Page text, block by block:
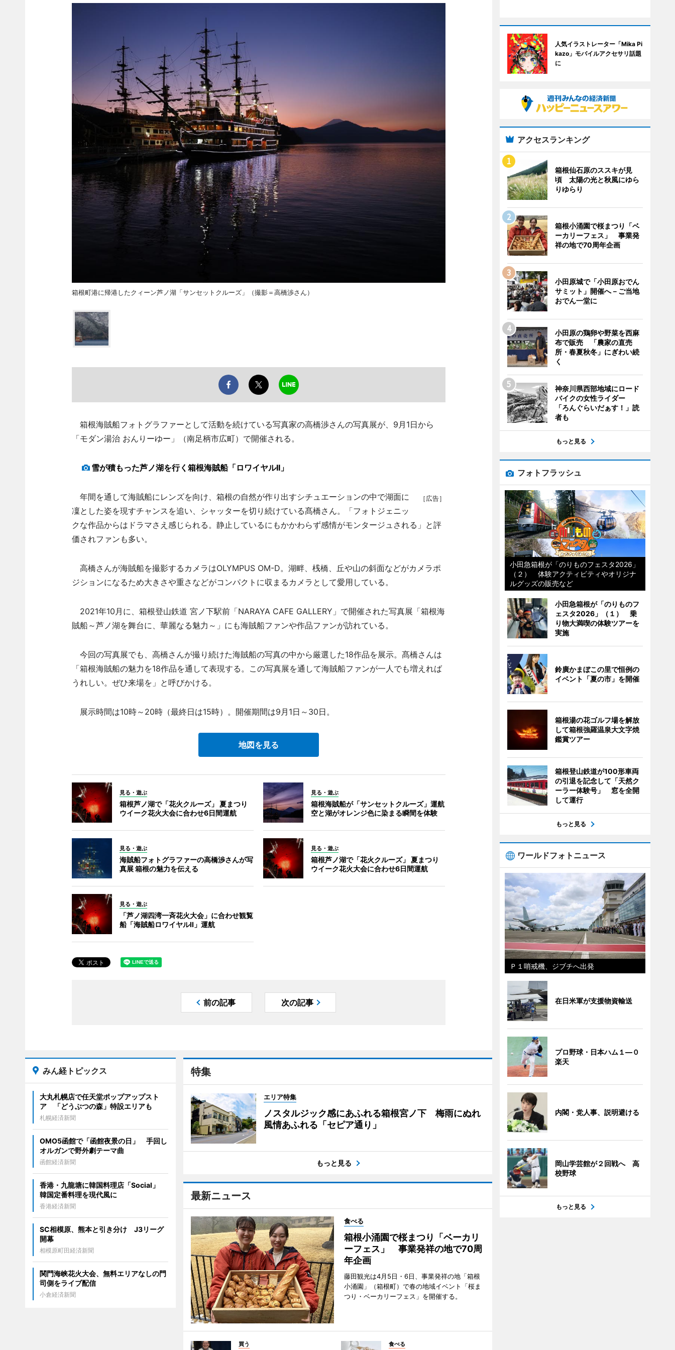
箱根町港に帰港したクィーン芦ノ湖「サンセットクルーズ」（撮影＝高橋渉さん）
箱根海賊船フォトグラファーとして活動を続けている写真家の高橋渉さんの写真展が、9月1日から
「モダン湯治 おんりーゆー」（南足柄市広町）で開催される。
雪が積もった芦ノ湖を行く箱根海賊船「ロワイヤルII」
［広告］
年間を通して海賊船にレンズを向け、箱根の自然が作り出すシチュエーションの中で湖面に
凜とした姿を現すチャンスを追い、シャッターを切り続けている髙橋さん。「フォトジェニッ
クな作品からはドラマさえ感じられる。静止しているにもかかわらず感情がモンタージュされる」と評
価されファンも多い。
高橋さんが海賊船を撮影するカメラはOLYMPUS OM-D。湖畔、桟橋、丘や山の斜面などがカメラポ
ジションになるため大きさや重さなどがコンパクトに収まるカメラとして愛用している。
2021年10月に、箱根登山鉄道 宮ノ下駅前「NARAYA CAFE GALLERY」で開催された写真展「箱根海
賊船～芦ノ湖を舞台に、華麗なる魅力～」にも海賊船ファンや作品ファンが訪れている。
今回の写真展でも、高橋さんが撮り続けた海賊船の写真の中から厳選した18作品を展示。髙橋さんは
「箱根海賊船の魅力を18作品を通して表現する。この写真展を通して海賊船ファンが一人でも増えれば
うれしい。ぜひ来場を」と呼びかける。
展示時間は10時～20時（最終日は15時）。開催期間は9月1日～30日。
地図を見る
見る・遊ぶ
箱根芦ノ湖で「花火クルーズ」 夏まつり
ウイーク花火大会に合わせ6日間運航
見る・遊ぶ
箱根海賊船が「サンセットクルーズ」運航
空と湖がオレンジ色に染まる瞬間を体験
見る・遊ぶ
海賊船フォトグラファーの高橋渉さんが写
真展 箱根の魅力を伝える
見る・遊ぶ
箱根芦ノ湖で「花火クルーズ」 夏まつり
ウイーク花火大会に合わせ6日間運航
見る・遊ぶ
「芦ノ湖四湾一斉花火大会」に合わせ観覧
船「海賊船ロワイヤルII」運航
前の記事 次の記事
特集
エリア特集
ノスタルジック感にあふれる箱根宮ノ下 梅雨にぬれ
風情あふれる「セピア通り」
もっと見る
最新ニュース
食べる
箱根小涌園で桜まつり「ベーカリ
ーフェス」 事業発祥の地で70周
年企画
藤田観光は4月5日・6日、事業発祥の地「箱根
小涌園」（箱根町）で春の地域イベント「桜ま
つり・ベーカリーフェス」を開催する。
買う 食べる
みん経トピックス
大丸札幌店で任天堂ポップアップスト
ア 「どうぶつの森」特設エリアも
札幌経済新聞
OMO5函館で「函館夜景の日」 手回し
オルガンで野外劇テーマ曲
函館経済新聞
香港・九龍塘に韓国料理店「Social」
韓国定番料理を現代風に
香港経済新聞
SC相模原、熊本と引き分け J3リーグ
開幕
相模原町田経済新聞
関門海峡花火大会、無料エリアなしの門
司側をライブ配信
小倉経済新聞
人気イラストレーター「Mika Pi
kazo」モバイルアクセサリ話題
に
アクセスランキング
箱根仙石原のススキが見
頃 太陽の光と秋風にゆら
りゆらり
箱根小涌園で桜まつり「ベ
ーカリーフェス」 事業発
祥の地で70周年企画
小田原城で「小田原おでん
サミット」開催へ－ご当地
おでん一堂に
小田原の鶏卵や野菜を西麻
布で販売 「農家の直売
所・春夏秋冬」にぎわい続
く
神奈川県西部地域にロード
バイクの女性ライダー
「ろんぐらいだぁす！」読
者も
もっと見る
フォトフラッシュ
小田急箱根が「のりものフェスタ2026」
（２） 体験アクティビティやオリジナ
ルグッズの販売など
小田急箱根が「のりものフ
ェスタ2026」（１） 乗
り物大満喫の体験ツアーを
実施
鈴廣かまぼこの里で恒例の
イベント「夏の市」を開催
箱根湯の花ゴルフ場を解放
して箱根強羅温泉大文字焼
鑑賞ツアー
箱根登山鉄道が100形車両
の引退を記念して「天然ク
ーラー体験号」 窓を全開
して運行
もっと見る
ワールドフォトニュース
Ｐ１哨戒機、ジブチへ出発
在日米軍が支援物資輸送
プロ野球・日本ハム１―０
楽天
内閣・党人事、説明避ける
岡山学芸館が２回戦へ 高
校野球
もっと見る